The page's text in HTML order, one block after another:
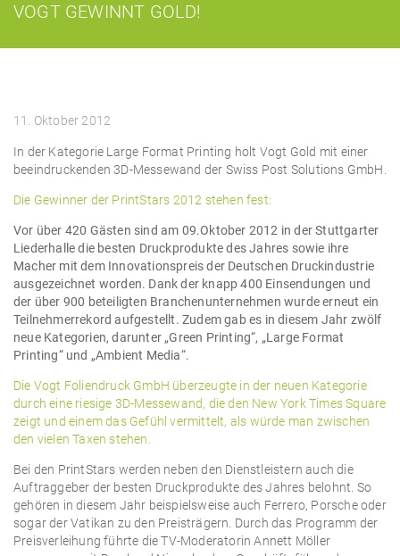
VOGT GEWINNT GOLD!
11. Oktober 2012
In der Kategorie Large Format Printing holt Vogt Gold mit einer
beeindruckenden 3D-Messewand der Swiss Post Solutions GmbH.
Die Gewinner der PrintStars 2012 stehen fest:
Vor über 420 Gästen sind am 09.Oktober 2012 in der Stuttgarter
Liederhalle die besten Druckprodukte des Jahres sowie ihre
Macher mit dem Innovationspreis der Deutschen Druckindustrie
ausgezeichnet worden. Dank der knapp 400 Einsendungen und
der über 900 beteiligten Branchenunternehmen wurde erneut ein
Teilnehmerrekord aufgestellt. Zudem gab es in diesem Jahr zwölf
neue Kategorien, darunter „Green Printing“, „Large Format
Printing“ und „Ambient Media“.
Die Vogt Foliendruck GmbH überzeugte in der neuen Kategorie
durch eine riesige 3D-Messewand, die den New York Times Square
zeigt und einem das Gefühl vermittelt, als würde man zwischen
den vielen Taxen stehen.
Bei den PrintStars werden neben den Dienstleistern auch die
Auftraggeber der besten Druckprodukte des Jahres belohnt. So
gehören in diesem Jahr beispielsweise auch Ferrero, Porsche oder
sogar der Vatikan zu den Preisträgern. Durch das Programm der
Preisverleihung führte die TV-Moderatorin Annett Möller